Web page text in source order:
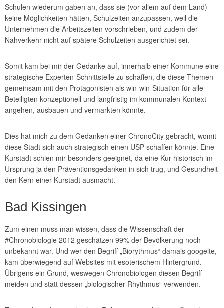
Schulen wiederum gaben an, dass sie (vor allem auf dem Land)
keine Möglichkeiten hätten, Schulzeiten anzupassen, weil die
Unternehmen die Arbeitszeiten vorschrieben, und zudem der
Nahverkehr nicht auf spätere Schulzeiten ausgerichtet sei.
Somit kam bei mir der Gedanke auf, innerhalb einer Kommune eine
strategische Experten-Schnittstelle zu schaffen, die diese Themen
gemeinsam mit den Protagonisten als win-win-Situation für alle
Beteiligten konzeptionell und langfristig im kommunalen Kontext
angehen, ausbauen und vermarkten könnte.
Dies hat mich zu dem Gedanken einer ChronoCity gebracht, womit
diese Stadt sich auch strategisch einen USP schaffen könnte. Eine
Kurstadt schien mir besonders geeignet, da eine Kur historisch im
Ursprung ja den Präventionsgedanken in sich trug, und Gesundheit
den Kern einer Kurstadt ausmacht.
Bad Kissingen
Zum einen muss man wissen, dass die Wissenschaft der
#Chronobiologie 2012 geschätzen 99% der Bevölkerung noch
unbekannt war. Und wer den Begriff „Biorythmus“ damals googelte,
kam überwiegend auf Websites mit esoterischem Hintergrund.
Übrigens ein Grund, weswegen Chronobiologen diesen Begriff
meiden und statt dessen „biologischer Rhythmus“ verwenden.